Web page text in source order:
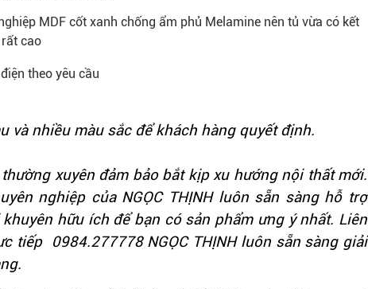
MDF cốt xanh chống ẩm phủ Melamine nên tủ vừa có kết
cao
theo yêu cầu
và nhiều màu sắc để khách hàng quyết định.
xuyên đảm bảo bắt kịp xu hướng nội thất mới.
nghiệp của NGỌC THỊNH luôn sẵn sàng hỗ trợ
hữu ích để bạn có sản phẩm ưng ý nhất. Liên
tiếp 0984.277778 NGỌC THỊNH luôn sẵn sàng giải